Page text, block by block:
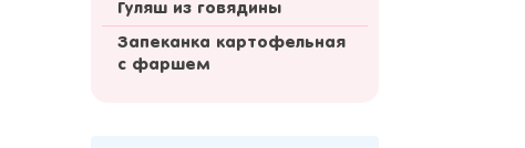
Гуляш из говядины
Запеканка картофельная
с фаршем